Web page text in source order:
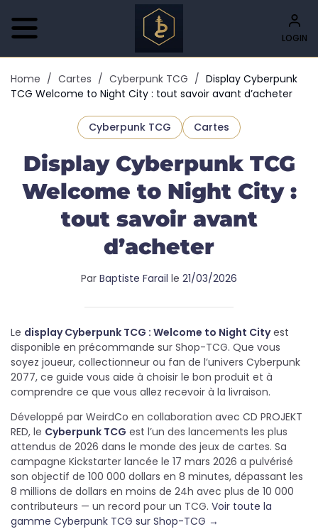
LOGIN
Home / Cartes / Cyberpunk TCG / Display Cyberpunk
TCG Welcome to Night City : tout savoir avant d’acheter
Cyberpunk TCG Cartes
Display Cyberpunk TCG
Welcome to Night City :
tout savoir avant
d’acheter
Par Baptiste Farail le 21/03/2026
Le display Cyberpunk TCG : Welcome to Night Cityest
disponible en précommande sur Shop-TCG. Que vous
soyez joueur, collectionneur ou fan de l’univers Cyberpunk
2077, ce guide vous aide à choisir le bon produit et à
comprendre ce que vous allez recevoir à la livraison.
Développé par WeirdCo en collaboration avec CD PROJEKT
RED, le Cyberpunk TCG est l’un des lancements les plus
attendus de 2026 dans le monde des jeux de cartes. Sa
campagne Kickstarter lancée le 17 mars 2026 a pulvérisé
son objectif de 100 000 dollars en 8 minutes, dépassant les
8 millions de dollars en moins de 24h avec plus de 10 000
contributeurs — un record pour un TCG. Voir toute la
gamme Cyberpunk TCG sur Shop-TCG →